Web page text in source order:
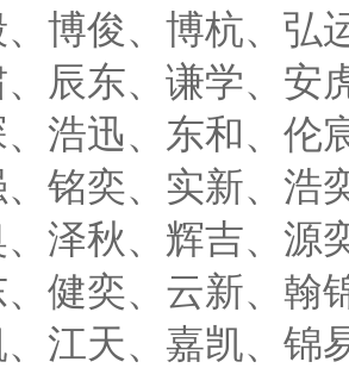
俊、博杭、弘
东、谦学、安
迅、东和、伦
奕、实新、浩
秋、辉吉、源
奕、云新、翰
天、嘉凯、锦